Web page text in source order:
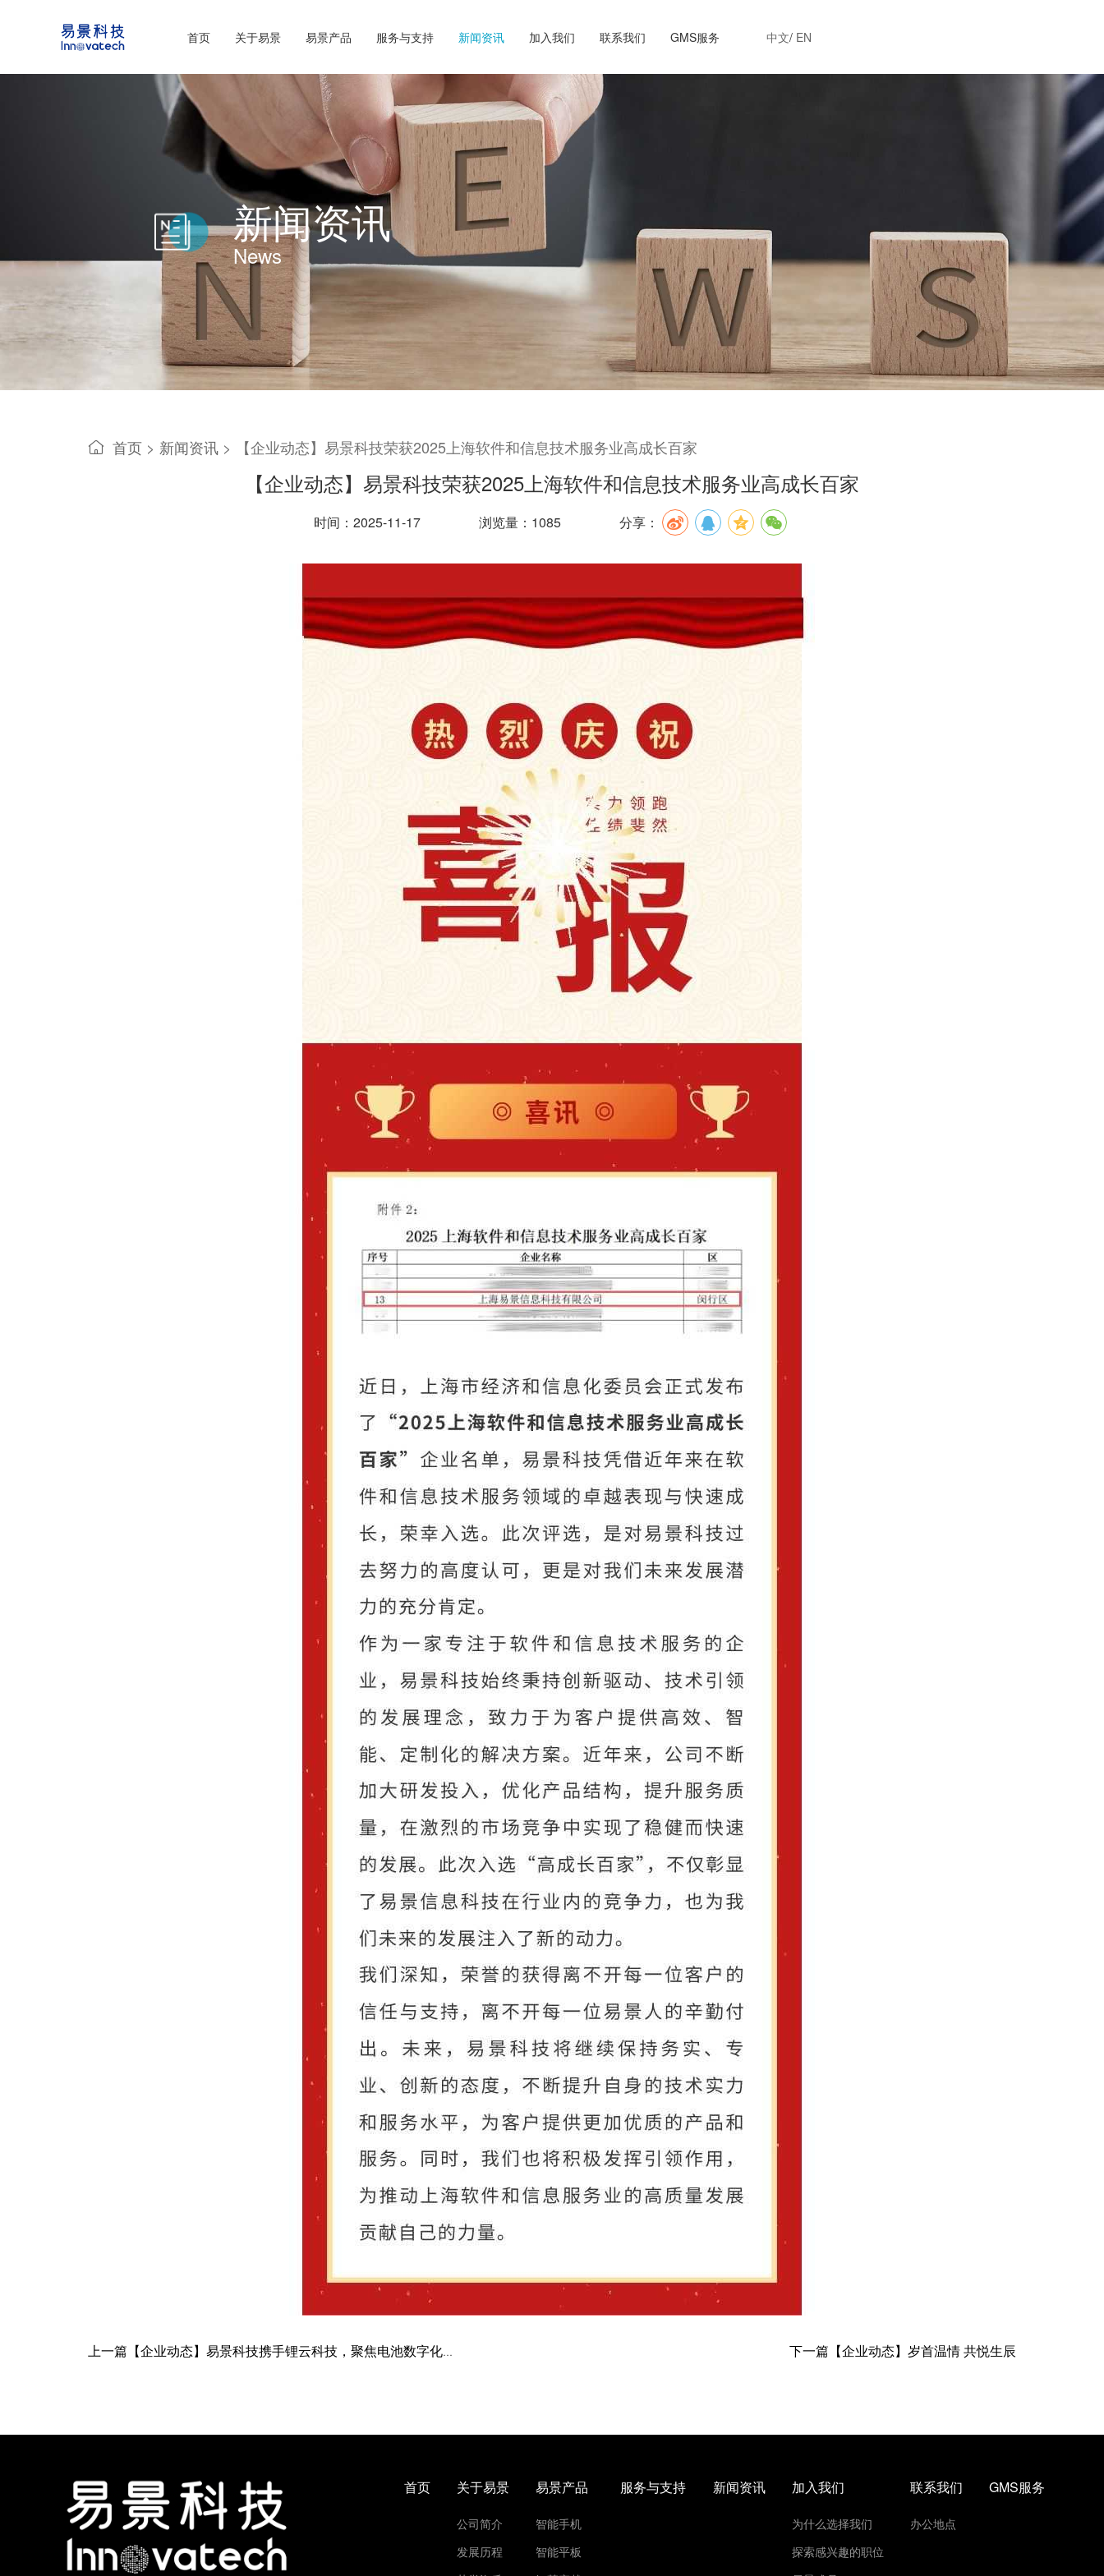
首页 关于易景 易景产品 服务与支持 新闻资讯 加入我们 联系我们 GMS服务 中文/ EN
新闻资讯
News
首页 > 新闻资讯 > 【企业动态】易景科技荣获2025上海软件和信息技术服务业高成长百家
【企业动态】易景科技荣获2025上海软件和信息技术服务业高成长百家
时间：2025-11-17 浏览量：1085 分享：
上一篇【企业动态】易景科技携手锂云科技，聚焦电池数字化与安全管理合作 下一篇【企业动态】岁首温情 共悦生辰
首页 关于易景
公司简介
发展历程
易景产品
智能手机
智能平板
服务与支持 新闻资讯 加入我们
为什么选择我们
探索感兴趣的职位
联系我们
办公地点
GMS服务